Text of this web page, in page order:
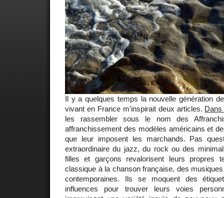
Il y a quelques temps la nouvelle génération
vivant en France m'inspirait deux articles.
les rassembler sous le nom des
affranchissement des modèles américains et
que leur imposent les marchands. Pas
extraordinaire du jazz, du rock ou des
filles et garçons revalorisent leurs propres
classique à la chanson française, des
contemporaines. Ils se moquent des
influences pour trouver leurs voies